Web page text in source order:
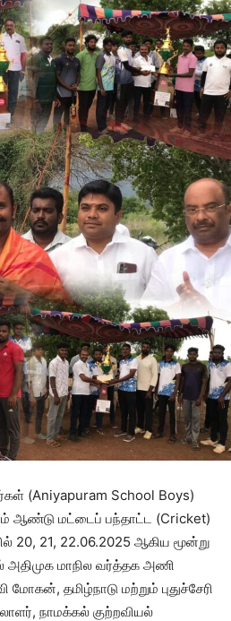
(Aniyapuram School Boys)
ஆண்டு மட்டைப் பந்தாட்ட (Cricket)
20, 21, 22.06.2025 ஆகிய மூன்று
அதிமுக மாநில வர்த்தக அணி
தமிழ்நாடு மற்றும் புதுச்சேரி
நாமக்கல் குற்றவியல்